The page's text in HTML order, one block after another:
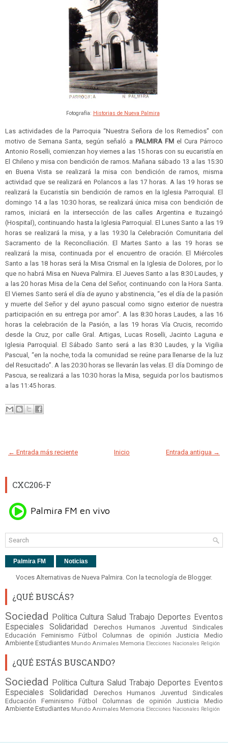
Fotografía: Historias de Nueva Palmira
Las actividades de la Parroquia “Nuestra Señora de los Remedios” con
motivo de Semana Santa, según señaló a PALMIRA FMel Cura Párroco
Antonio Roselli, comienzan hoy viernes a las 15 horas con su eucaristía en
El Chileno y misa con bendición de ramos. Mañana sábado 13 a las 15:30
en Buena Vista se realizará la misa con bendición de ramos, misma
actividad que se realizará en Polancos a las 17 horas. A las 19 horas se
realizará la Eucaristía sin bendición de ramos en la Iglesia Parroquial. El
domingo 14 a las 10:30 horas, se realizará única misa con bendición de
ramos, iniciará en la intersección de las calles Argentina e Ituzaingó
(Hospital), continuando hasta la Iglesia Parroquial. El Lunes Santo a las 19
horas se realizará la misa, y a las 19:30 la Celebración Comunitaria del
Sacramento de la Reconciliación. El Martes Santo a las 19 horas se
realizará la misa, continuada por el encuentro de oración. El Miércoles
Santo a las 18 horas será la Misa Crismal en la Iglesia de Dolores, por lo
que no habrá Misa en Nueva Palmira. El Jueves Santo a las 8:30 Laudes, y
a las 20 horas Misa de la Cena del Señor, continuando con la Hora Santa.
El Viernes Santo será el día de ayuno y abstinencia, “es el día de la pasión
y muerte del Señor y del ayuno pascual como signo exterior de nuestra
participación en su entrega por amor”. A las 8:30 horas Laudes, a las 16
horas la celebración de la Pasión, a las 19 horas Vía Crucis, recorrido
desde la Cruz, por calle Gral. Artigas, Lucas Roselli, Jacinto Laguna e
Iglesia Parroquial. El Sábado Santo será a las 8:30 Laudes, y la Vigilia
Pascual, “en la noche, toda la comunidad se reúne para llenarse de la luz
del Resucitado”. A las 20:30 horas se llevarán las velas. El día Domingo de
Pascua, se realizará a las 10:30 horas la Misa, seguida por los bautismos
a las 11:45 horas.
← Entrada más reciente Entrada antigua →
Inicio
CXC206-F
Palmira FM Noticias
Voces Alternativas de Nueva Palmira. Con la tecnología de Blogger.
¿QUÉ BUSCÁS?
Sociedad Política Cultura Salud Trabajo Deportes Eventos
Especiales
Solidaridad Derechos Humanos Juventud
Sindicales
Educación
Feminismo Fútbol Columnas de opinión Justicia
Medio
Ambiente Estudiantes Mundo Animales Memoria Elecciones Nacionales Religión
¿QUÉ ESTÁS BUSCANDO?
Sociedad Política Cultura Salud Trabajo Deportes Eventos
Especiales
Solidaridad Derechos Humanos Juventud
Sindicales
Educación
Feminismo Fútbol Columnas de opinión Justicia
Medio
Ambiente Estudiantes Mundo Animales Memoria Elecciones Nacionales Religión